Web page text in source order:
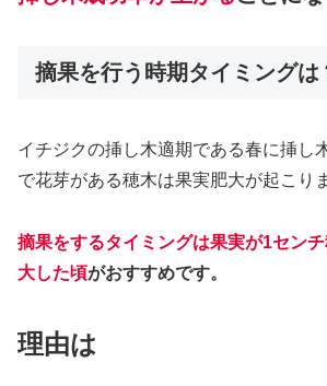
摘果を行う時期タイミングは
イチジクの挿し木適期である春に挿し
で花芽がある穂木は果実肥大が起こり
摘果をするタイミングは果実が1セン
大した頃がおすすめです。
理由は